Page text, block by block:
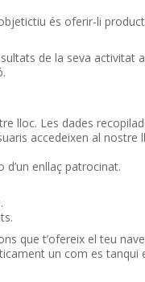
és oferir-li
de la seva activitat
Les dades
accedeixen al
d’un enllaç patrocinat.
que t’ofereix el teu
un com es tanqui